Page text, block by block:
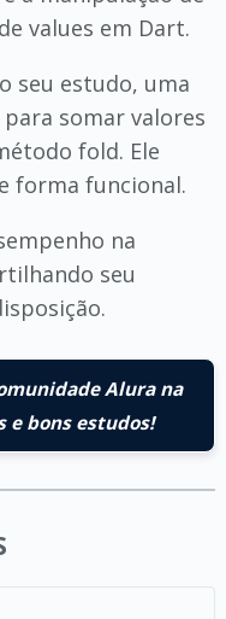
values em Dart.
seu estudo, uma
somar valores
fold. Ele
forma funcional.
na
seu
Alura na
e bons estudos!